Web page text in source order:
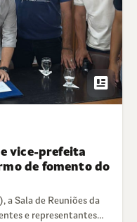
newsmode
vice-prefeita
de fomento do
Sala de Reuniões da
e representantes